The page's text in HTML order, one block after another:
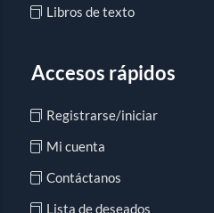
Libros de texto
Accesos rápidos
Registrarse/iniciar
Mi cuenta
Contáctanos
Lista de deseados